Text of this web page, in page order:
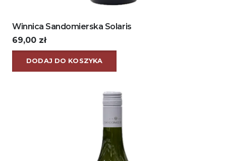
Winnica Sandomierska Solaris
69,00 zł
DODAJ DO KOSZYKA